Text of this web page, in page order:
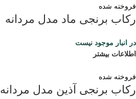
فروخته شده
رکاب برنجی ماد مدل مردانه
در انبار موجود نیست
اطلاعات بیشتر
فروخته شده
رکاب برنجی آذین مدل مردانه